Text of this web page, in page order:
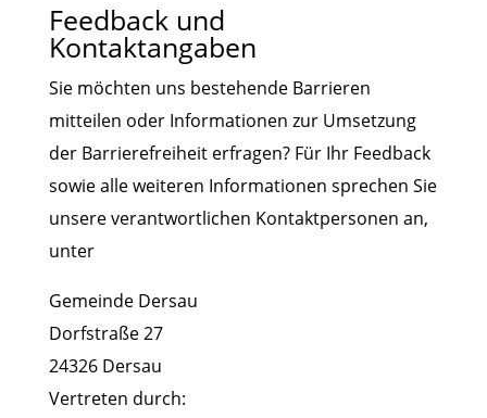
Feedback und
Kontaktangaben
Sie möchten uns bestehende Barrieren
mitteilen oder Informationen zur Umsetzung
der Barrierefreiheit erfragen? Für Ihr Feedback
sowie alle weiteren Informationen sprechen Sie
unsere verantwortlichen Kontaktpersonen an,
unter
Gemeinde Dersau
Dorfstraße 27
24326 Dersau
Vertreten durch: